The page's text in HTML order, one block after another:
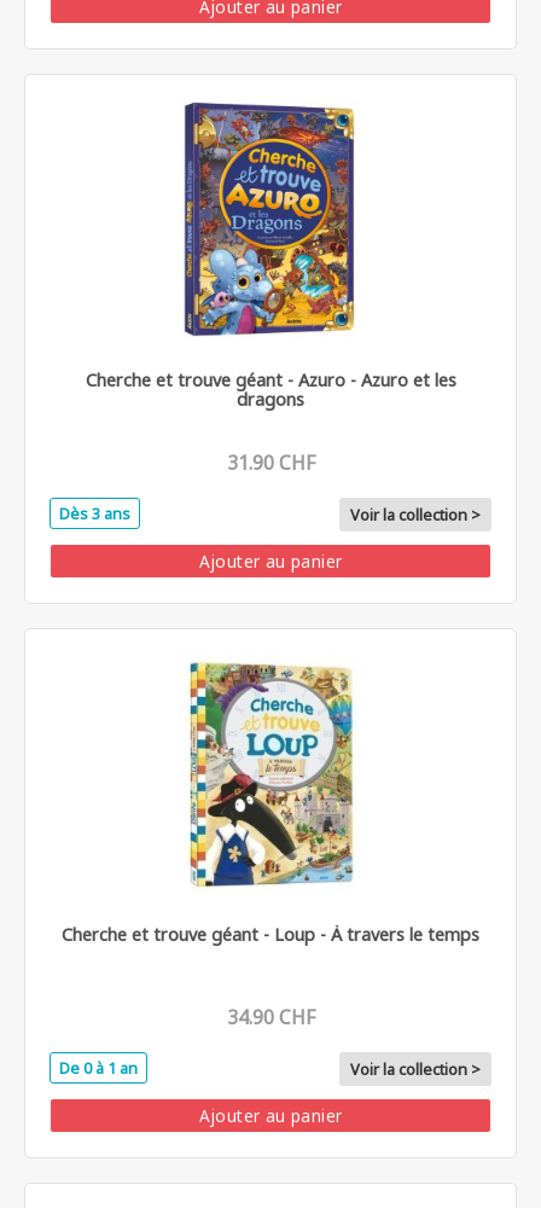
Ajouter au panier
Cherche et trouve géant - Azuro - Azuro et les
dragons
31.90 CHF
Dès 3 ans Voir la collection >
Ajouter au panier
Cherche et trouve géant - Loup - À travers le temps
34.90 CHF
De 0 à 1 an Voir la collection >
Ajouter au panier